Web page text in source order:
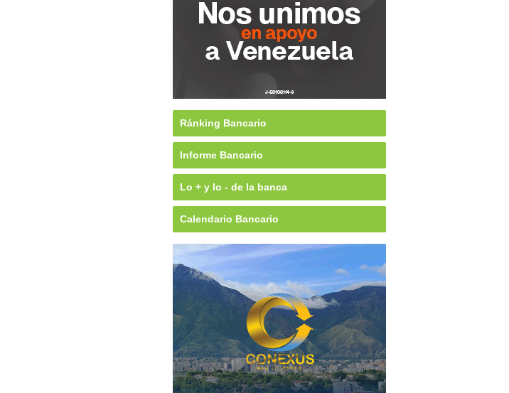
Ránking Bancario
Informe Bancario
Lo + y lo - de la banca
Calendario Bancario